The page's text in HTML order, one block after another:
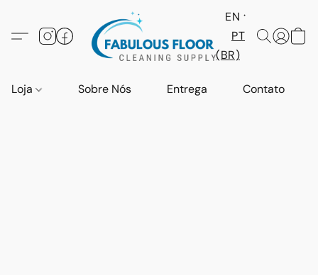
EN
PT
(BR)
Loja Sobre Nós Entrega Contato